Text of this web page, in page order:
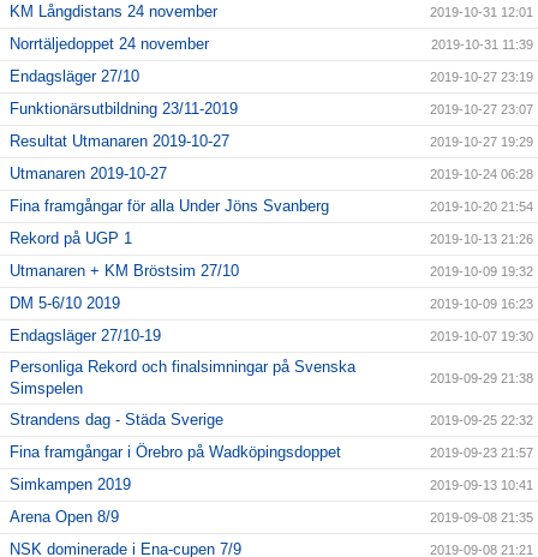
KM Långdistans 24 november 2019-10-31 12:01
Norrtäljedoppet 24 november 2019-10-31 11:39
Endagsläger 27/10 2019-10-27 23:19
Funktionärsutbildning 23/11-2019 2019-10-27 23:07
Resultat Utmanaren 2019-10-27 2019-10-27 19:29
Utmanaren 2019-10-27 2019-10-24 06:28
Fina framgångar för alla Under Jöns Svanberg 2019-10-20 21:54
Rekord på UGP 1 2019-10-13 21:26
Utmanaren + KM Bröstsim 27/10 2019-10-09 19:32
DM 5-6/10 2019 2019-10-09 16:23
Endagsläger 27/10-19 2019-10-07 19:30
Personliga Rekord och finalsimningar på Svenska
Simspelen
2019-09-29 21:38
Strandens dag - Städa Sverige 2019-09-25 22:32
Fina framgångar i Örebro på Wadköpingsdoppet 2019-09-23 21:57
Simkampen 2019 2019-09-13 10:41
Arena Open 8/9 2019-09-08 21:35
NSK dominerade i Ena-cupen 7/9 2019-09-08 21:21